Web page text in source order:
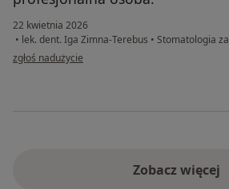
22 kwietnia 2026
• lek. dent. Iga Zimna-Terebus • Stomatologia
w opinii użytkownika A
zgłoś nadużycie
Zobacz więcej